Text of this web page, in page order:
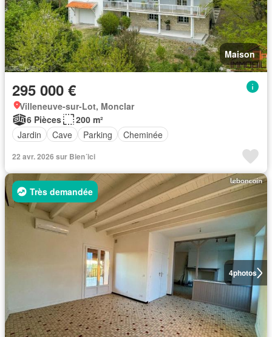
Maison
295 000 €
Villeneuve-sur-Lot, Monclar
6 Pièces
200 m²
Jardin
Cave Parking Cheminée
22 avr. 2026 sur Bien´ici
4photos
Très demandée